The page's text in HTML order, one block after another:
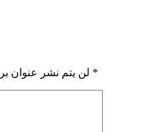
لن يتم نشر عنوان *